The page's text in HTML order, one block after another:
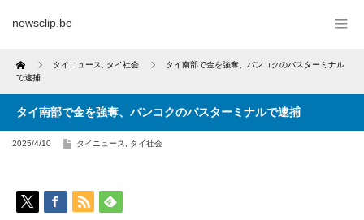
newsclip.be
Home タイニュース タイ社会
タイ南部で金を強奪、バンコクのバスターミナル
で逮捕
タイ南部で金を強奪、バンコクのバスターミナルで逮捕
2025/4/10 タイニュース タイ社会